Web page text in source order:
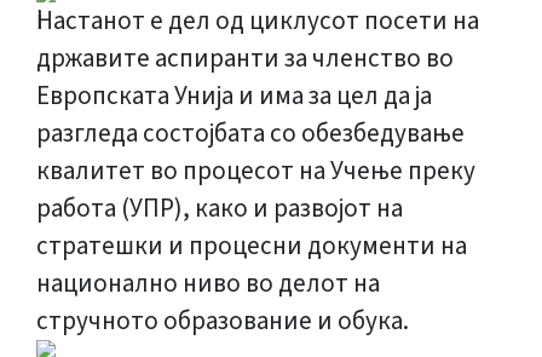
Настанот е дел од циклусот посети на
државите аспиранти за членство во
Европската Унија и има за цел да ја
разгледа состојбата со обезбедување
квалитет во процесот на Учење преку
работа (УПР), како и развојот на
стратешки и процесни документи на
национално ниво во делот на
стручното образование и обука.